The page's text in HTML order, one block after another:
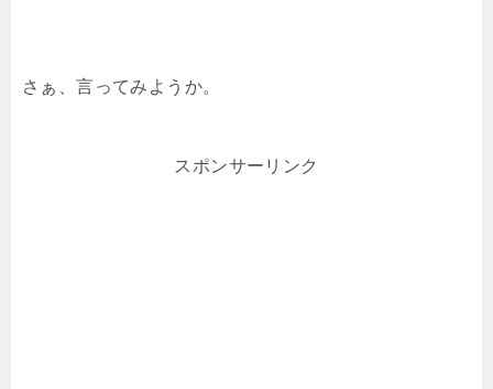
さぁ、言ってみようか。
スポンサーリンク